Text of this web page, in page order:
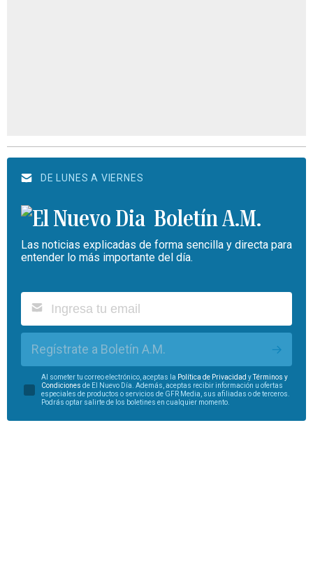
DE LUNES A VIERNES
Boletín A.M.
Las noticias explicadas de forma sencilla y directa para
entender lo más importante del día.
Regístrate a Boletín A.M.
Al someter tu correo electrónico, aceptas la Política de Privacidad yTérminos y
Condiciones de El Nuevo Día. Además, aceptas recibir información u ofertas
especiales de productos o servicios de GFR Media, sus afiliadas o de terceros.
Podrás optar salirte de los boletines en cualquier momento.